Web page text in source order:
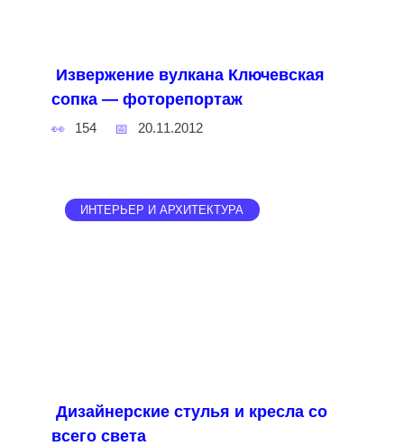
Извержение вулкана Ключевская
сопка — фоторепортаж
154 20.11.2012
ИНТЕРЬЕР И АРХИТЕКТУРА
Дизайнерские стулья и кресла со
всего света